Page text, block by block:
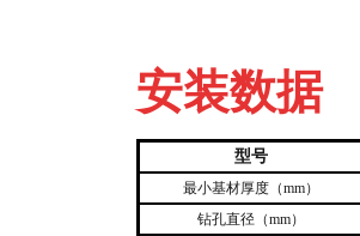
安装数据
型号
最小基材厚度（mm）
钻孔直径（mm）